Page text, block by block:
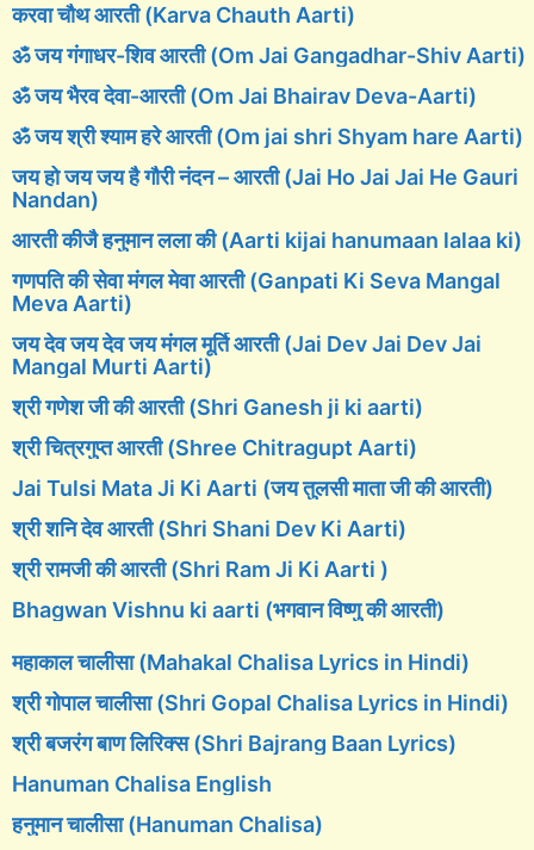
करवा चौथ आरती (Karva Chauth Aarti)
ॐ जय गंगाधर-शिव आरती (Om Jai Gangadhar-Shiv Aarti)
ॐ जय भैरव देवा-आरती (Om Jai Bhairav Deva-Aarti)
ॐ जय श्री श्याम हरे आरती (Om jai shri Shyam hare Aarti)
जय हो जय जय है गौरी नंदन – आरती (Jai Ho Jai Jai He Gauri
Nandan)
आरती कीजै हनुमान लला की (Aarti kijai hanumaan lalaa ki)
गणपति की सेवा मंगल मेवा आरती (Ganpati Ki Seva Mangal
Meva Aarti)
जय देव जय देव जय मंगल मूर्ति आरती (Jai Dev Jai Dev Jai
Mangal Murti Aarti)
श्री गणेश जी की आरती (Shri Ganesh ji ki aarti)
श्री चित्रगुप्त आरती (Shree Chitragupt Aarti)
Jai Tulsi Mata Ji Ki Aarti (जय तुलसी माता जी की आरती)
श्री शनि देव आरती (Shri Shani Dev Ki Aarti)
श्री रामजी की आरती (Shri Ram Ji Ki Aarti )
Bhagwan Vishnu ki aarti (भगवान विष्णु की आरती)
महाकाल चालीसा (Mahakal Chalisa Lyrics in Hindi)
श्री गोपाल चालीसा (Shri Gopal Chalisa Lyrics in Hindi)
श्री बजरंग बाण लिरिक्स (Shri Bajrang Baan Lyrics)
Hanuman Chalisa English
हनुमान चालीसा (Hanuman Chalisa)